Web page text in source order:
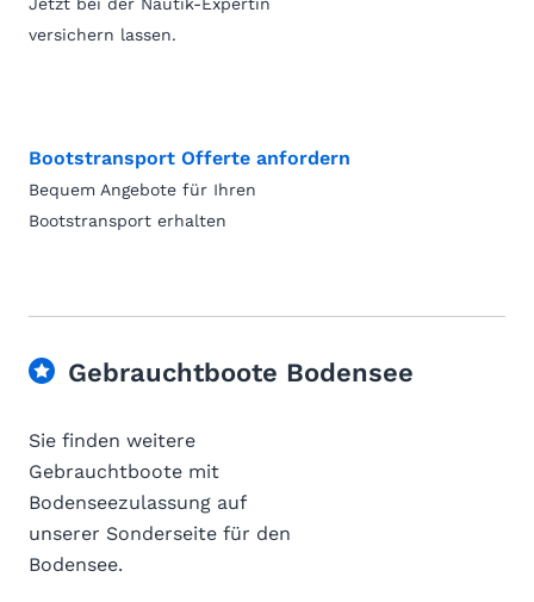
versichern lassen.
Bootstransport Offerte anfordern
Bequem Angebote für Ihren
Bootstransport erhalten
Gebrauchtboote Bodensee
Sie finden weitere
Gebrauchtboote mit
Bodenseezulassung auf
unserer Sonderseite für den
Bodensee.